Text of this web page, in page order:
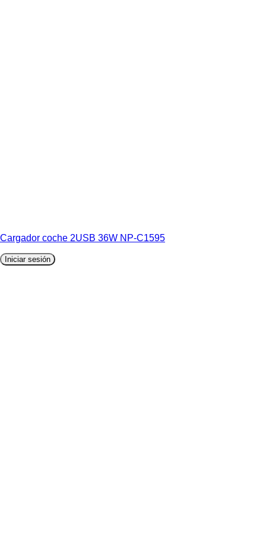
Cargador coche 2USB 36W NP-C1595
Iniciar sesión